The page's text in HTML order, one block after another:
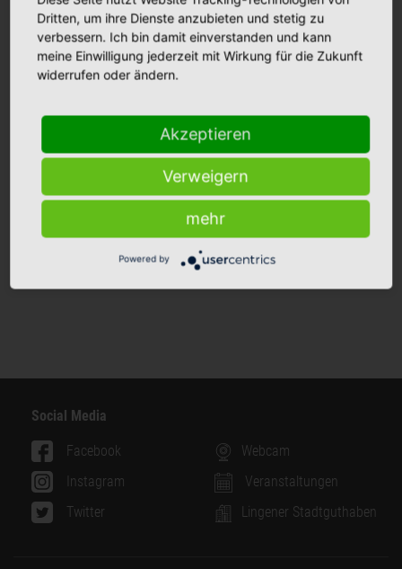
zu lassen. Das Café im Professorenhaus präsentiert sich als ein
Ort der Kunst und Kultur: Bilder der Kunstsammlung der Stadt
Lingen schmücken die Wände und laden zum Verweilen und
Genießen ein.
Eine Besonderheit des Cafés im Professorenhaus sind die
monatlich wechselnden Spezialitäten.
Es gibt: leckere Snacks süß oder deftig, Kulturkaffee, -Tee und
Kaltgetränke! Und alles etwas gewürzt mit Kultur.
Weitere Infos gibt es auf der
Social Media
Facebook
Instagram
Twitter
Webcam
Veranstaltungen
Lingener Stadtguthaben
Dritten, um ihre Dienste anzubieten und stetig zu
verbessern. Ich bin damit einverstanden und kann
meine Einwilligung jederzeit mit Wirkung für die Zukunft
widerrufen oder ändern.
Akzeptieren
Verweigern
mehr
Powered by